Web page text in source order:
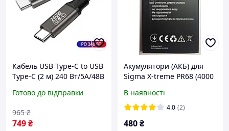
Кабель USB Type-C to USB
Type-C (2 м) 240 Вт/5A/48В
смартфона ноутбука
Готово до відправки
749₴
965 ₴
Акумулятори (АКБ) для
Sigma X-treme PR68 (4000
В наявності
4.0 (2)
480₴